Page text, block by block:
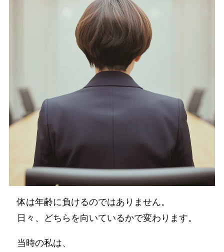
体は年齢に負けるのではありません。
日々、どちらを向いているかで変わります。
当時の私は、